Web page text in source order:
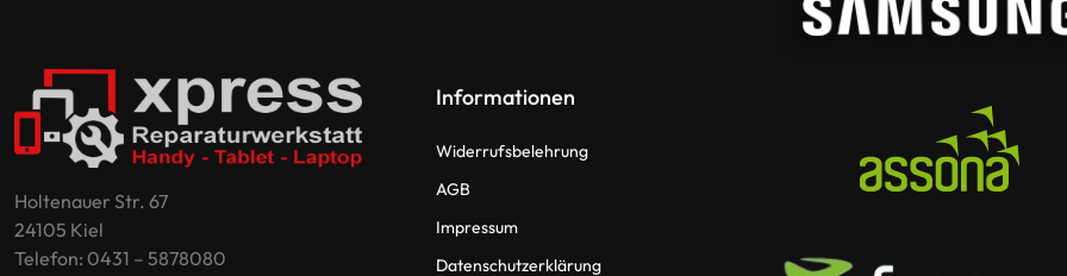
Holtenauer Str. 67
24105 Kiel
Telefon: 0431 – 5878080
Informationen
Widerrufsbelehrung
AGB
Impressum
Datenschutzerklärung